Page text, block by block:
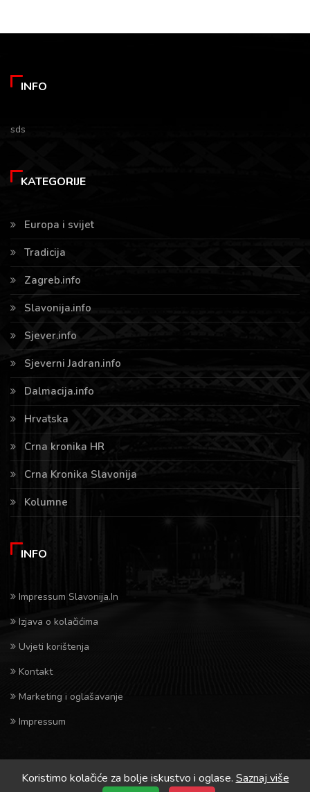
INFO
sds
KATEGORIJE
Europa i svijet
Tradicija
Zagreb.info
Slavonija.info
Sjever.info
Sjeverni Jadran.info
Dalmacija.info
Hrvatska
Crna kronika HR
Crna Kronika Slavonija
Kolumne
INFO
Impressum Slavonija.In
Izjava o kolačićima
Uvjeti korištenja
Kontakt
Marketing i oglašavanje
Impressum
Koristimo kolačiće za bolje iskustvo i oglase. Saznaj više